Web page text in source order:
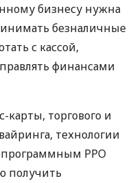
бизнесу нужна
безналичные
с кассой,
финансами
карты, торгового и
технологии
программным РРО
получить